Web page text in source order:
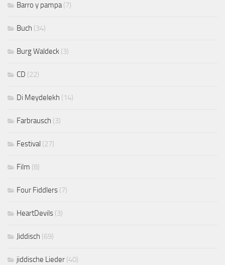
Barro y pampa(7)
Buch (34)
Burg Waldeck (3)
CD (22)
Di Meydelekh (14)
Farbrausch (3)
Festival (27)
Film (8)
Four Fiddlers (7)
HeartDevils (3)
Jiddisch (69)
jiddische Lieder (40)